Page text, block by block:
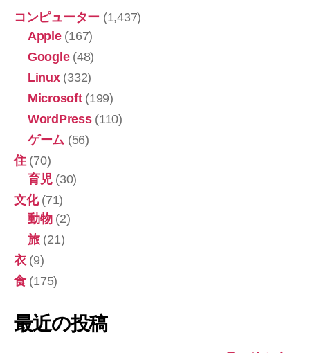
コンピューター (1,437)
Apple(167)
Google(48)
Linux(332)
Microsoft(199)
WordPress(110)
ゲーム (56)
住(70)
育児(30)
文化(71)
動物(2)
旅(21)
衣(9)
食(175)
最近の投稿